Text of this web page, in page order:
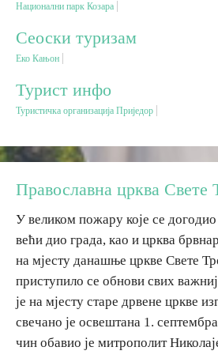
Сеоски туризам
Дестинације
Списак дестинација
Манифестације
Смјештај
Мултимедија
Национални парк Козара
Сеоски туризам
Еко Кањон
Турист инфо
Туристичка организација Приједор
Православна црква Свете
У великом пожару које се догодио
већи дио града, као и црква
на мјесту данашње цркве Свете
приступило се обнови свих
је на мјесту старе дрвене цркве
свечано је освештана 1.
чин обавио је митрополит